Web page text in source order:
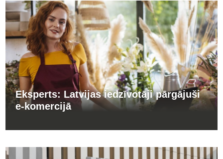
Eksperts: Latvijas iedzīvotāji pārgājuši
e-komercijā